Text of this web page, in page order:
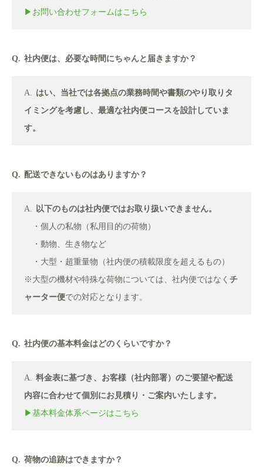
▶︎お問い合わせフォームはこちら
社内便は、必要な時間にちゃんと届きますか？
はい、当社では各拠点の業務時間や書類のやり取りタ
イミングを考慮し、最適な社内便コースを設計していま
す。
配送できないものはありますか？
以下のものは社内便ではお取り扱いできません。
・個人の私物（私用目的の荷物）
・動物、生き物など
・大型・超重量物（社内便の積載限度を超えるもの）
※大型の機材や特殊な荷物については、社内便ではなく チ
ャーター便での対応となります。
社内便の基本料金はどのくらいですか？
料金表に基づき、お客様（社内部署）のご要望や配送
内容に合わせて個別にお見積り・ご案内いたします。
▶︎基本料金体系ページはこちら
荷物の追跡はできますか？